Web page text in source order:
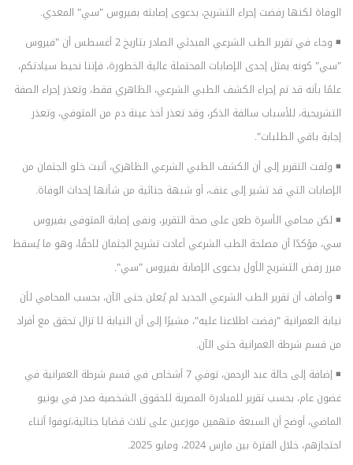
الوفاة لكنها رفضت إجراء التشريح، بدعوى إصابته بفيروس "سي" المعدي.
◾ وجاء في تقرير الطب الشرعي المبدئي الصادر بتاريخ 2 أغسطس أن "فيروس
"سي" كونه يمثل إحدى الإصابات المحتملة عالية الخطورة، فإننا نحيط سيادتكم،
علمًا بأنه قد تم إجراء الكشف الطبي الشرعي، الظاهري فقط، وتعذر إجراء الصفة
التشريحية، للأسباب سالفة الذكر، وقد تعذر أخذ عينة دم من المتوفي، وتعذر
إجابة باقي الطلبات".
◾ ولفت التقرير إلى أن الكشف الطبي الشرعي الظاهري، أثبت خلو الجثمان من
الإصابات التي قد تشير إلى عنف، أو شبهة جنائية من شأنها إحداث الوفاة.
◾ لكن محامي الأسرة طعن على صحة التقرير، ونفى إصابة المتوفى بفيروس
سي، مؤكدًا أن مصلحة الطب الشرعي أعادت تشريح الجثمان لاحقًا، وهو ما يُسقط
مبرر رفض التشريح الأول بدعوى الإصابة بفيروس "سي".
◾ وأضاف أن تقرير الطب الشرعي الجديد لم يُعلن حتى الآن، بحسب المحامي لأن
نيابة العمرانية "رفضت اطلاعنا عليه"، مشيرًا إلى أن النيابة لا تزال تحقق مع أفراد
من قسم شرطة العمرانية حتى الآن.
◾ إضافة إلى حالة عبد الرحمن، توفي 7 أشخاص في قسم شرطة العمرانية في
غضون عام، بحسب تقرير للمبادرة المصرية للحقوق الشخصية صدر في يونيو
الماضي، أوضح أن السبعة متهمين موزعين على ثلاث قضايا جنائية،توفوا أثناء
احتجازهم، خلال الفترة بين مارس 2024، ومايو 2025.